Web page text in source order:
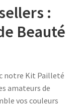
:
Beauté
notre Kit Pailleté
amateurs de
vos couleurs